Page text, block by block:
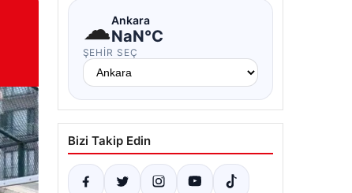
☁Ankara
NaN°C
ŞEHIR SEÇ
Bizi Takip Edin